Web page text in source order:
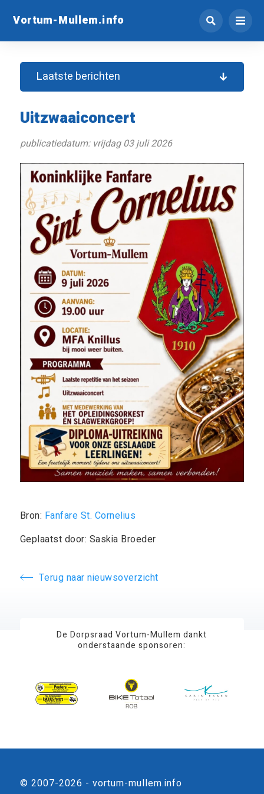
Vortum-Mullem.info
Uitzwaaiconcert
publicatiedatum: vrijdag 03 juli 2026
Bron: Fanfare St. Cornelius
Geplaatst door: Saskia Broeder
Terug naar nieuwsoverzicht
Laatste berichten
De Dorpsraad Vortum-Mullem dankt
onderstaande sponsoren:
© 2007-2026 - vortum-mullem.info